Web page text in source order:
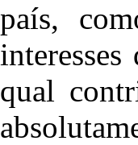
país,
qual